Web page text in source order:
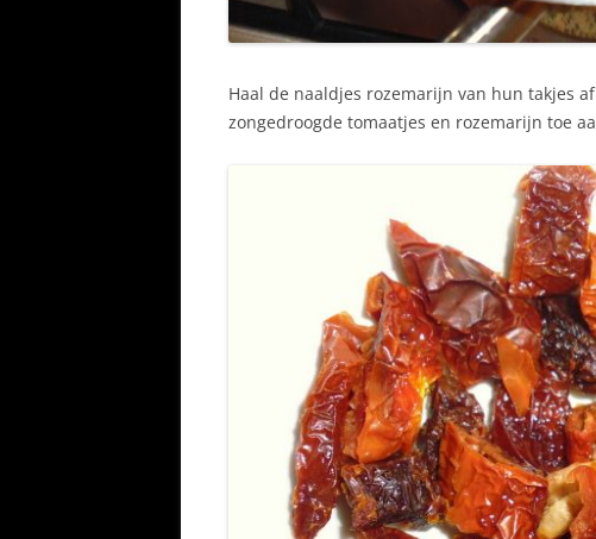
Haal de naaldjes rozemarijn van hun takjes
zongedroogde tomaatjes en rozemarijn toe